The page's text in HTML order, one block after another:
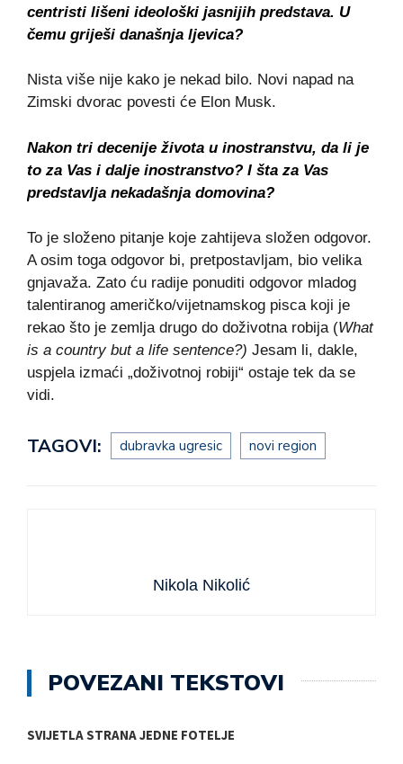
centristi lišeni ideološki jasnijih predstava. U
čemu griješi današnja ljevica?
Nista više nije kako je nekad bilo. Novi napad na
Zimski dvorac povesti će Elon Musk.
Nakon tri decenije života u inostranstvu, da li je
to za Vas i dalje inostranstvo? I šta za Vas
predstavlja nekadašnja domovina?
To je složeno pitanje koje zahtijeva složen odgovor.
A osim toga odgovor bi, pretpostavljam, bio velika
gnjavaža. Zato ću radije ponuditi odgovor mladog
talentiranog američko/vijetnamskog pisca koji je
rekao što je zemlja drugo do doživotna robija (What
is a country but a life sentence?) Jesam li, dakle,
uspjela izmaći „doživotnoj robiji“ ostaje tek da se
vidi.
TAGOVI: dubravka ugresic novi region
Nikola Nikolić
POVEZANI TEKSTOVI
SVIJETLA STRANA JEDNE FOTELJE